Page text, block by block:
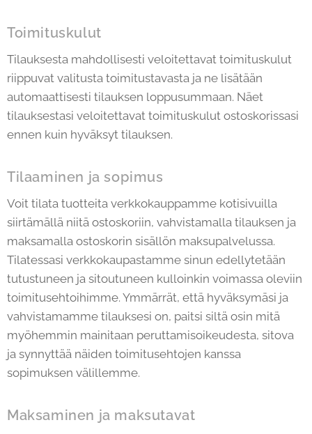
Toimituskulut
Tilauksesta mahdollisesti veloitettavat toimituskulut
riippuvat valitusta toimitustavasta ja ne lisätään
automaattisesti tilauksen loppusummaan. Näet
tilauksestasi veloitettavat toimituskulut ostoskorissasi
ennen kuin hyväksyt tilauksen.
Tilaaminen ja sopimus
Voit tilata tuotteita verkkokauppamme kotisivuilla
siirtämällä niitä ostoskoriin, vahvistamalla tilauksen ja
maksamalla ostoskorin sisällön maksupalvelussa.
Tilatessasi verkkokaupastamme sinun edellytetään
tutustuneen ja sitoutuneen kulloinkin voimassa oleviin
toimitusehtoihimme. Ymmärrät, että hyväksymäsi ja
vahvistamamme tilauksesi on, paitsi siltä osin mitä
myöhemmin mainitaan peruttamisoikeudesta, sitova
ja synnyttää näiden toimitusehtojen kanssa
sopimuksen välillemme.
Maksaminen ja maksutavat